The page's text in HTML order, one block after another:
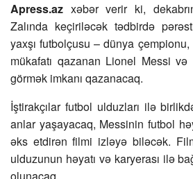
Apress.az xəbər verir ki,
Zalında keçiriləcək tədbirdə
yaxşı futbolçusu – dünya çempionu,
mükafatı qazanan Lionel Messi və
görmək imkanı qazanacaq.
İştirakçılar futbol ulduzları ilə
anlar yaşayacaq, Messinin futbol
əks etdirən filmi izləyə biləcək.
ulduzunun həyatı və karyerası ilə